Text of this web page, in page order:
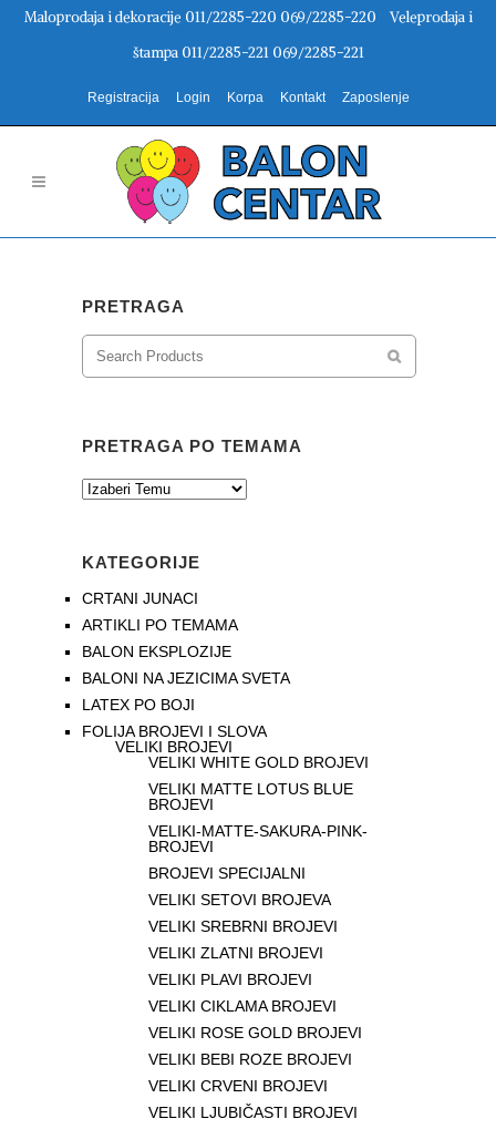
Maloprodaja i dekoracije 011/2285-220 069/2285-220 Veleprodaja i
štampa 011/2285-221 069/2285-221
Registracija Login Korpa Kontakt Zaposlenje
PRETRAGA
PRETRAGA PO TEMAMA
KATEGORIJE
CRTANI JUNACI
ARTIKLI PO TEMAMA
BALON EKSPLOZIJE
BALONI NA JEZICIMA SVETA
LATEX PO BOJI
FOLIJA BROJEVI I SLOVA
VELIKI BROJEVI
VELIKI WHITE GOLD BROJEVI
VELIKI MATTE LOTUS BLUE
BROJEVI
VELIKI-MATTE-SAKURA-PINK-
BROJEVI
BROJEVI SPECIJALNI
VELIKI SETOVI BROJEVA
VELIKI SREBRNI BROJEVI
VELIKI ZLATNI BROJEVI
VELIKI PLAVI BROJEVI
VELIKI CIKLAMA BROJEVI
VELIKI ROSE GOLD BROJEVI
VELIKI BEBI ROZE BROJEVI
VELIKI CRVENI BROJEVI
VELIKI LJUBIČASTI BROJEVI